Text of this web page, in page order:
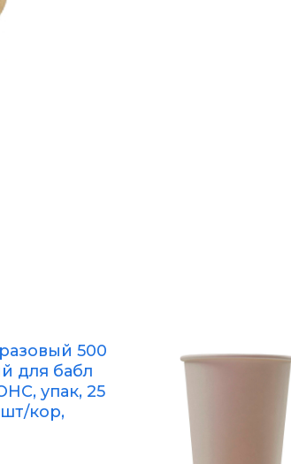
500
для бабл
упак, 25
кор,